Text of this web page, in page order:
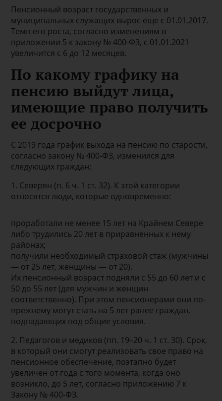
Пенсионный возраст государственных и
муниципальных служащих вырос еще с 01.01.2017.
Темп его роста, согласно изменениям в
приложении 5 к закону № 400-ФЗ, с 01.01.2021
увеличится с 6 до 12 месяцев.
По какому графику на
пенсию выйдут лица,
имеющие право получить
ее досрочно
С 2019 года график выхода на пенсию по старости,
согласно закону № 400-ФЗ, изменился для
следующих граждан:
1. Северян (п. 6 ч. 1 ст. 32). К этой категории
относятся люди, которые одновременно:
проработали не менее 15 лет на Крайнем Севере
либо трудились 20 лет в приравненных к нему
районах;
получили необходимый страховой стаж (мужчины
— от 25 лет, женщины — от 20).
Их пенсионный возраст подняли с 55 до 60 лет и с
50 до 55 лет (для мужчин и женщин
соответственно). При этом пенсионерами они по-
прежнему могут стать на 5 лет ранее граждан,
подпадающих под общие условия.
2. Педагогов и медиков (пп. 19–20 ч. 1 ст. 30). Срок,
в который они смогут реализовать свое право на
пенсионное обеспечение, поэтапно будет
увеличен от года с того момента, когда оно
возникло, до 5 лет, согласно приложению 7 к
Закону № 400-ФЗ.